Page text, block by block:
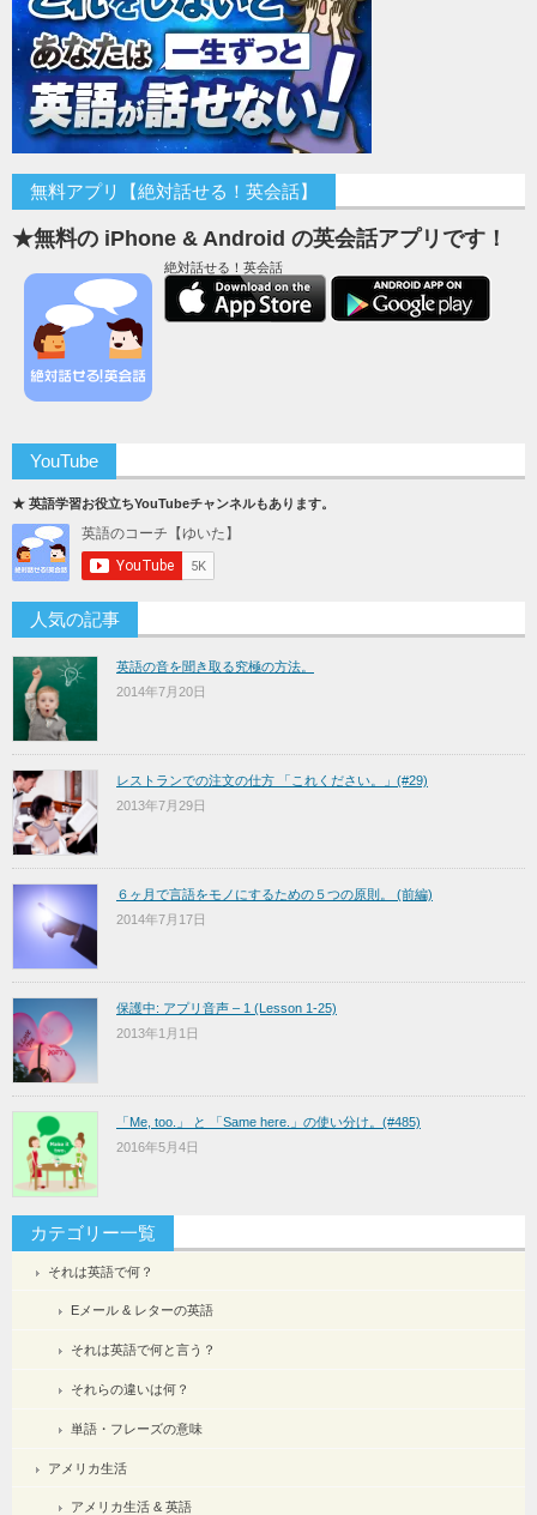
無料アプリ【絶対話せる！英会話】
★無料の iPhone & Android の英会話アプリです！
絶対話せる！英会話
YouTube
★ 英語学習お役立ちYouTubeチャンネルもあります。
人気の記事
英語の音を聞き取る究極の方法。
2014年7月20日
レストランでの注文の仕方 「これください。」(#29)
2013年7月29日
６ヶ月で言語をモノにするための５つの原則。 (前編)
2014年7月17日
保護中: アプリ音声 – 1 (Lesson 1-25)
2013年1月1日
「Me, too.」 と 「Same here.」の使い分け。(#485)
2016年5月4日
カテゴリー一覧
それは英語で何？
Eメール & レターの英語
それは英語で何と言う？
それらの違いは何？
単語・フレーズの意味
アメリカ生活
アメリカ生活 & 英語